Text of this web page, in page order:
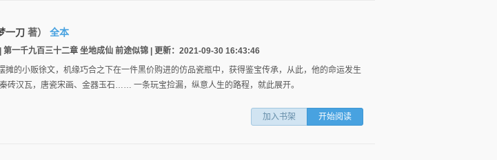
一刀 著） 全本
第一千九百三十二章 坐地成仙 前途似锦 | 更新：2021-09-30 16:43:46
摊的小贩徐文，机缘巧合之下在一件黑价购进的仿品瓷瓶中，获得鉴宝传承，从此，他的命运发生
秦砖汉瓦，唐瓷宋画、金器玉石…… 一条玩宝捡漏，纵意人生的路程，就此展开。
加入书架 开始阅读